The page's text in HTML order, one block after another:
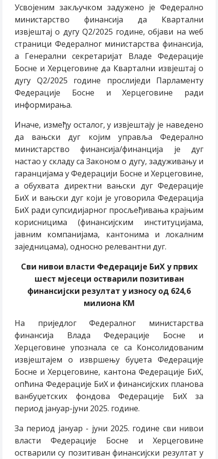
Усвојеним закључком задужено је Федерално
министарство финансија да Квартални
извјештај о дугу Q2/2025 године, објави на wеб
страници Федералног министарства финансија,
а Генерални секретаријат Владе Федерације
Босне и Херцеговине да Квартални извјештај о
дугу Q2/2025 године прослиједи Парламенту
Федерације Босне и Херцеговине ради
информирања.
Иначе, између осталог, у извјештају је наведено
да вањски дуг којим управља Федерално
министарство финансија/финанција је дуг
настао у складу са Законом о дугу, задуживању и
гаранцијама у Федерацији Босне и Херцеговине,
а обухвата директни вањски дуг Федерације
БиХ и вањски дуг који је уговорила Федерација
БиХ ради супсидијарног просљеђивања крајњим
корисницима (финансијским институцијама,
јавним компанијама, кантонима и локалним
заједницама), односно релевантни дуг.
Сви нивои власти Федерације БиХ у првих
шест мјесеци остварили позитиван
финансијски резултат у износу од 624,6
милиона КМ
На приједлог Федералног министарства
финансија Влада Федерације Босне и
Херцеговине упознала се са Консолидованим
извјештајем о извршењу буџета Федерације
Босне и Херцеговине, кантона Федерације БиХ,
опћина Федерације БиХ и финансијских планова
ванбуџетских фондова Федерације БиХ за
период јануар-јуни 2025. године.
За период јануар - јуни 2025. године сви нивои
власти Федерације Босне и Херцеговине
остварили су позитиван финансијски резултат у